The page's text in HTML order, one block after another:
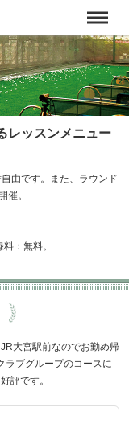
レッスンメニュー
由です。また、ラウンド
催。
：無料。
大宮駅前なのでお勤め帰
ラブグループのコースに
評です。